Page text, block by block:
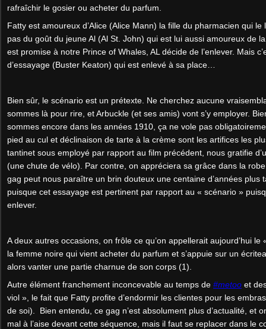
rafraîchir le gosier ou acheter du parfum.
Fatty est amoureux d’Alice (Alice Mann) la fille du pharmacien qui le
pas du goût du jeune Al (Al St. John) qui est lui aussi amoureux de
est promise à notre Prince of Whales, AL décide de l’enlever. Mais
d’essayage (Buster Keaton) qui est enlevé à sa place…
Bien sûr, le scénario est un prétexte. Ne cherchez aucune
sommes là pour rire, et Arbuckle (et ses amis) vont s’y employer.
sommes encore dans les années 1910, ça ne vole pas
pied au cul et déclinaison de tarte à la crème sont les artifices les
tantinet sous employé par rapport au film précédent, nous gratifie
(une chute de vélo). Par contre, on appréciera sa grâce dans la
gag peut nous paraître un brin douteux une centaine d’années plus
puisque cet essayage est pertinent par rapport au « scénario »
enlever.
A deux autres occasions, on frôle ce qu’on appellerait aujourd’hui
la femme noire qui vient acheter du parfum et s’appuie sur un
alors vanter une partie charnue de son corps (1).
Autre élément franchement inconcevable au temps de #metoo et
viol », le fait que Fatty profite d’endormir les clientes pour les
de soi). Bien entendu, ce gag n’est absolument plus d’actualité, et
mal à l’aise devant cette séquence, mais il faut se replacer dans le